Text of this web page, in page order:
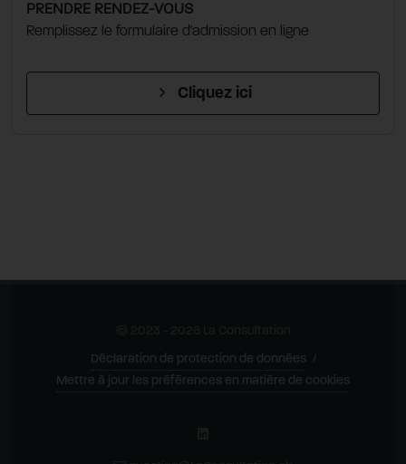
PRENDRE RENDEZ-VOUS
Remplissez le formulaire d'admission en ligne
Cliquez ici
Déclaration de protection de données /
Mettre à jour les préférences en matière de cookies